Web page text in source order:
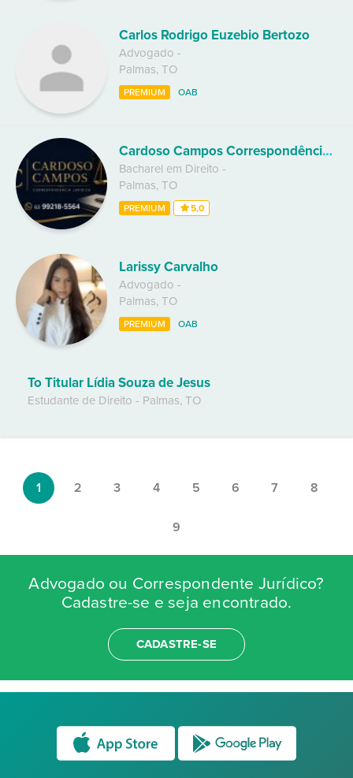
Carlos Rodrigo Euzebio Bertozo
Advogado -
Palmas, TO
PREMIUM OAB
Cardoso Campos Correspondência Jurídica
Bacharel em Direito -
Palmas, TO
PREMIUM 5,0
Larissy Carvalho
Advogado -
Palmas, TO
PREMIUM OAB
To Titular Lídia Souza de Jesus
Estudante de Direito - Palmas, TO
1 2 3 4 5 6 7 8
9
Advogado ou Correspondente Jurídico?
Cadastre-se e seja encontrado.
CADASTRE-SE